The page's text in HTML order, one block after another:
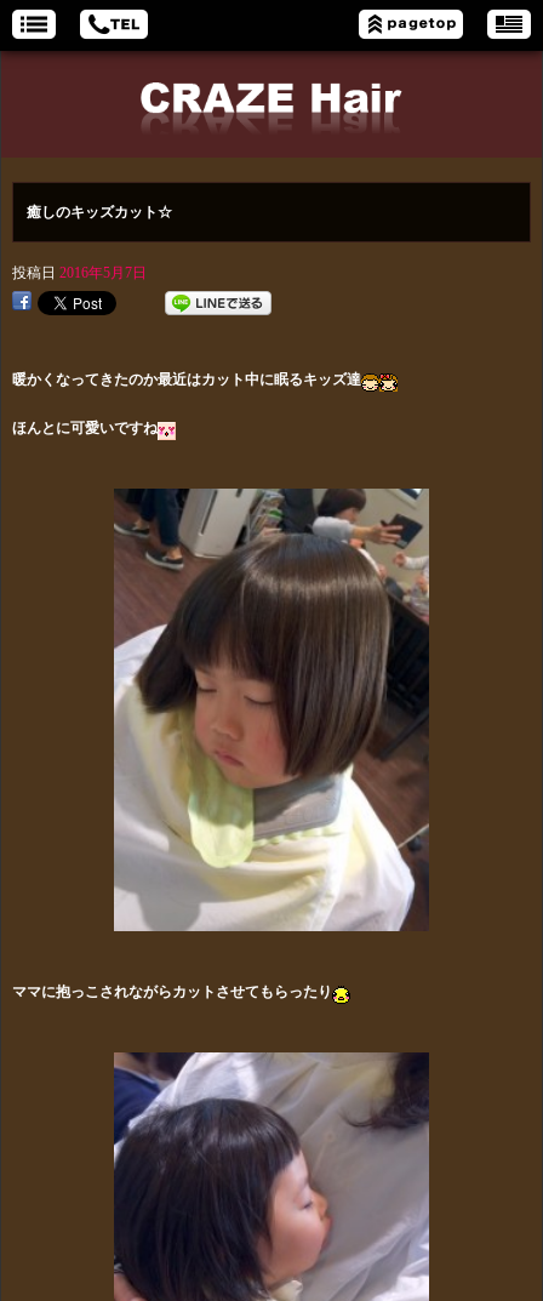
癒しのキッズカット☆
投稿日 2016年5月7日
暖かくなってきたのか最近はカット中に眠るキッズ達
ほんとに可愛いですね
ママに抱っこされながらカットさせてもらったり